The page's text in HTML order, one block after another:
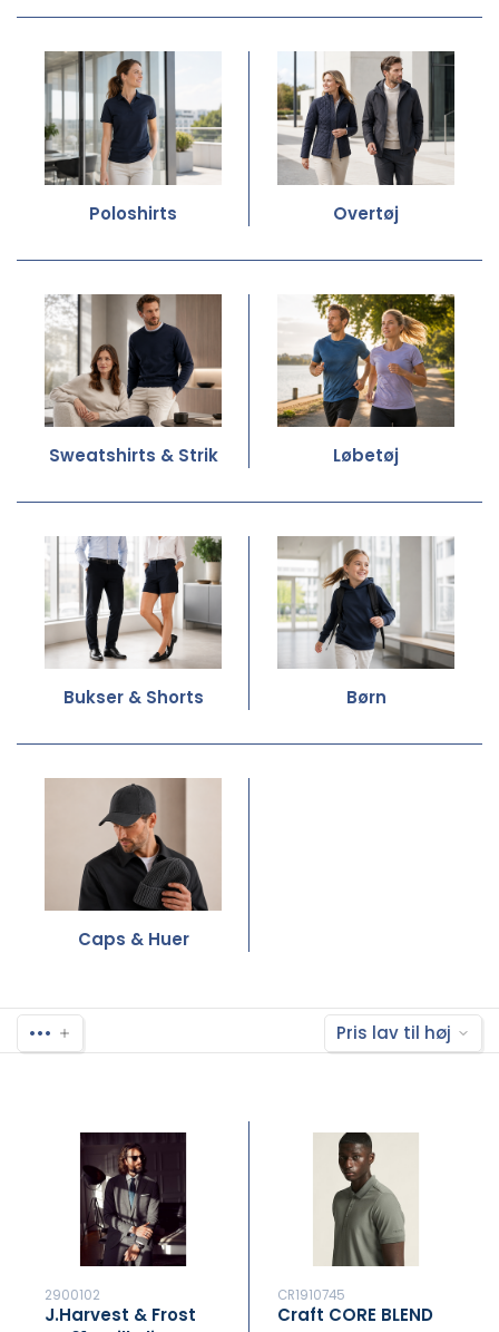
Poloshirts Overtøj
Sweatshirts & Strik Løbetøj
Bukser & Shorts Børn
Caps & Huer
••• Pris lav til høj
2900102
J.Harvest & Frost
CR1910745
Craft CORE BLEND